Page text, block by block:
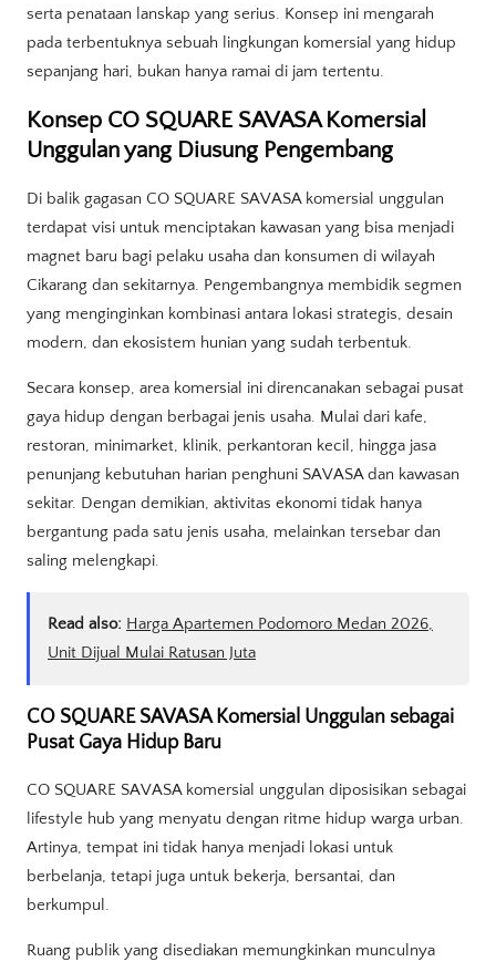
serta penataan lanskap yang serius. Konsep ini mengarah
pada terbentuknya sebuah lingkungan komersial yang hidup
sepanjang hari, bukan hanya ramai di jam tertentu.
Konsep CO SQUARE SAVASA Komersial
Unggulan yang Diusung Pengembang
Di balik gagasan CO SQUARE SAVASA komersial unggulan
terdapat visi untuk menciptakan kawasan yang bisa menjadi
magnet baru bagi pelaku usaha dan konsumen di wilayah
Cikarang dan sekitarnya. Pengembangnya membidik segmen
yang menginginkan kombinasi antara lokasi strategis, desain
modern, dan ekosistem hunian yang sudah terbentuk.
Secara konsep, area komersial ini direncanakan sebagai pusat
gaya hidup dengan berbagai jenis usaha. Mulai dari kafe,
restoran, minimarket, klinik, perkantoran kecil, hingga jasa
penunjang kebutuhan harian penghuni SAVASA dan kawasan
sekitar. Dengan demikian, aktivitas ekonomi tidak hanya
bergantung pada satu jenis usaha, melainkan tersebar dan
saling melengkapi.
Read also: Harga Apartemen Podomoro Medan 2026,
Unit Dijual Mulai Ratusan Juta
CO SQUARE SAVASA Komersial Unggulan sebagai
Pusat Gaya Hidup Baru
CO SQUARE SAVASA komersial unggulan diposisikan sebagai
lifestyle hub yang menyatu dengan ritme hidup warga urban.
Artinya, tempat ini tidak hanya menjadi lokasi untuk
berbelanja, tetapi juga untuk bekerja, bersantai, dan
berkumpul.
Ruang publik yang disediakan memungkinkan munculnya